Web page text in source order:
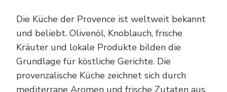
Die Küche der Provence ist weltweit bekannt
und beliebt. Olivenöl, Knoblauch, frische
Kräuter und lokale Produkte bilden die
Grundlage für köstliche Gerichte. Die
provenzalische Küche zeichnet sich durch
mediterrane Aromen und frische Zutaten aus.